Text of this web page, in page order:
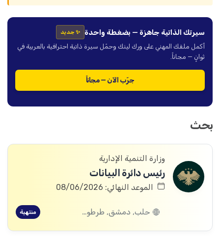
سيرتك الذاتية جاهزة — بضغطة واحدة ✨ جديد
أكمل ملفك المهني على ورك لينك وحمّل سيرة ذاتية احترافية بالعربية في
ثوانٍ — مجاناً.
جرّب الآن — مجاناً
بحث
وزارة التنمية الإدارية
رئيس دائرة البيانات
الموعد النهائي: 08/06/2026
حلب, دمشق, طرطوس, ريف دمشق, ديرالزور, درعا, إدلب, القنيطرة, اللاذقية, الرقة, حمص, الحسكة, حماة منتهية